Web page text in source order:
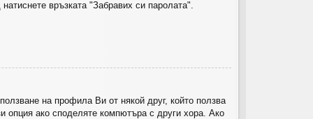
връзката "Забравих си паролата".
на профила Ви от някой друг, който ползва
опция ако споделяте компютъра с други хора. Ако